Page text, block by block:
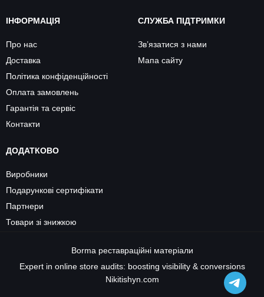
ІНФОРМАЦІЯ
Про нас
Доставка
Політика конфіденційності
Оплата замовлень
Гарантія та сервіс
Контакти
СЛУЖБА ПІДТРИМКИ
Зв’язатися з нами
Мапа сайту
ДОДАТКОВО
Виробники
Подарункові сертифікати
Партнери
Товари зі знижкою
Borma реставраційні матеріали
Expert in online store audits: boosting visibility & conversions
Nikitishyn.com